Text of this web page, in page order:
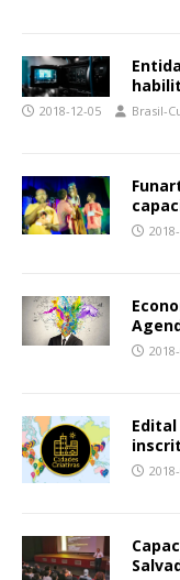
2018-12-05 Brasil-